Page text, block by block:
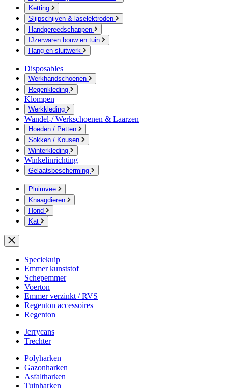
Ketting
Slijpschijven & laselektroden
Handgereedschappen
IJzerwaren bouw en tuin
Hang en sluitwerk
Disposables
Werkhandschoenen
Regenkleding
Klompen
Werkkleding
Wandel-/ Werkschoenen & Laarzen
Hoeden / Petten
Sokken / Kousen
Winterkleding
Winkelinrichting
Gelaatsbescherming
Pluimvee
Knaagdieren
Hond
Kat
Speciekuip
Emmer kunststof
Schepemmer
Voerton
Emmer verzinkt / RVS
Regenton accessoires
Regenton
Jerrycans
Trechter
Polyharken
Gazonharken
Asfaltharken
Tuinharken